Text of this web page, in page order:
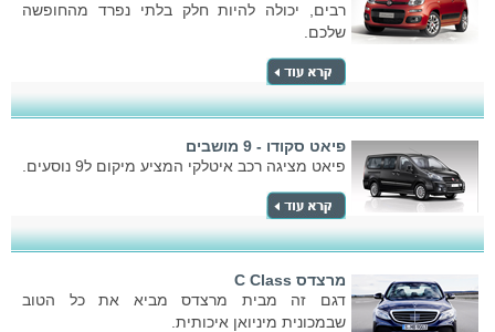
רבים, יכולה להיות חלק בלתי נפרד מהחופשה
שלכם.
פיאט סקודו - 9 מושבים
פיאט מציגה רכב איטלקי המציע מיקום ל9 נוסעים.
מרצדס C Class
דגם זה מבית מרצדס מביא את כל הטוב
שבמכונית מיניואן איכותית.